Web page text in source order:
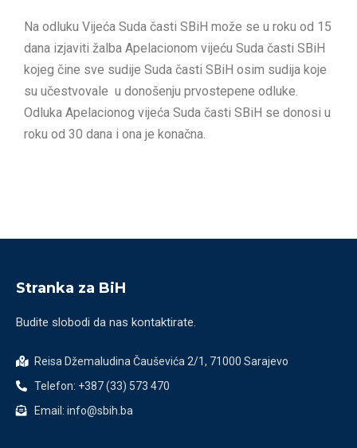
Na odluku Vijeća Suda časti SBiH može se u roku od 15
dana izjaviti žalba Apelacionom vijeću Suda časti SBiH
kojeg čine sve sudije Suda časti SBiH osim sudija koje
su učestvovale u donošenju prvostepene odluke.
Odluka Apelacionog vijeća Suda časti SBiH se donosi u
roku od 30 dana i ona je konačna.
Stranka za BiH
Budite slobodi da nas kontaktirate.
Reisa Džemaludina Čauševića 2/1, 71000 Sarajevo
Telefon: +387 (33) 573 470
Email: info@sbih.ba